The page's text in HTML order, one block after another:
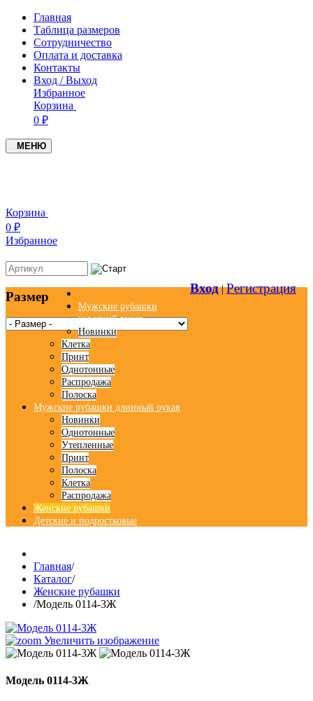
Главная
Таблица размеров
Сотрудничество
Оплата и доставка
Контакты
Вход / Выход
Избранное
Корзина
0 ₽
МЕНЮ
Корзина
0 ₽
Вход|Регистрация
Избранное
Размер
Мужские рубашки
короткий рукав
Новинки
Клетка
Принт
Однотонные
Распродажа
Полоска
Мужские рубашки длинный рукав
Новинки
Однотонные
Утепленные
Принт
Полоска
Клетка
Распродажа
Женские рубашки
Детские и подростковые
Главная/
Каталог/
Женские рубашки
/Модель 0114-3Ж
Увеличить изображение
Модель 0114-3Ж